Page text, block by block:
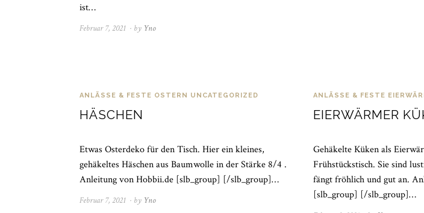
ist…
Februar 7, 2021 Juniby Yno
ANLÄSSE & FESTE OSTERN UNCATEGORIZED
HÄSCHEN
Etwas Osterdeko für den Tisch. Hier ein kleines,
gehäkeltes Häschen aus Baumwolle in der Stärke 8/4 .
Anleitung von Hobbii.de [slb_group] [/slb_group]…
Februar 7, 2021 April
by Yno
ANLÄSSE & FESTE
EIERWÄRMER
Gehäkelte Küken als
Frühstückstisch. Sie sind
fängt fröhlich und gut an.
[slb_group] [/slb_group]…